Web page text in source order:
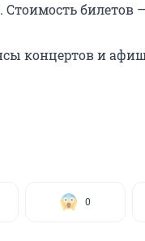
билетов
концертов и
0